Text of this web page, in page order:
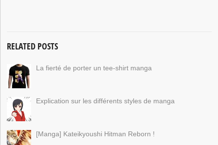
RELATED POSTS
La fierté de porter un tee-shirt manga
Explication sur les différents styles de manga
[Manga] Kateikyoushi Hitman Reborn !